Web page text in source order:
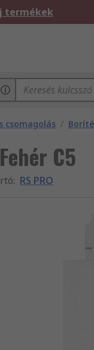
termékek
csomagolás /
C5
: RS PRO